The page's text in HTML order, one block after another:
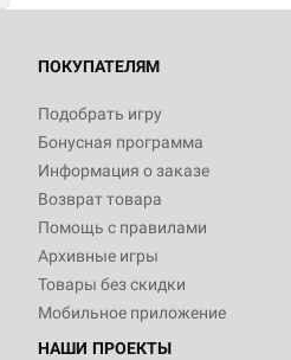
ПОКУПАТЕЛЯМ
Подобрать игру
Бонусная программа
Информация о заказе
Возврат товара
Помощь с правилами
Архивные игры
Товары без скидки
Мобильное приложение
НАШИ ПРОЕКТЫ